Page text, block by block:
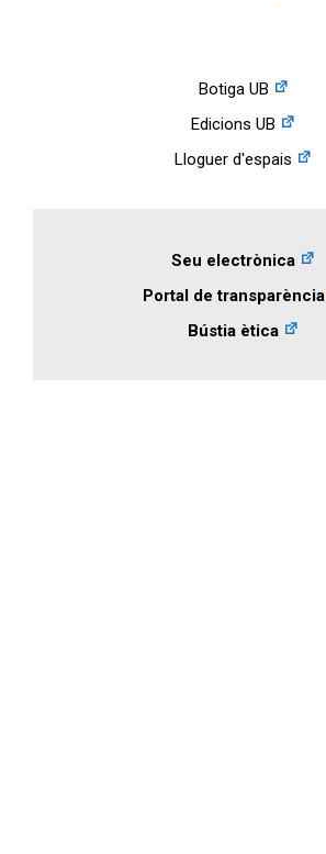
Botiga UB
Edicions UB
Lloguer d'espais
Seu electrònica
Portal de transparència
Bústia ètica